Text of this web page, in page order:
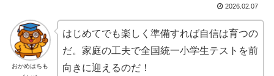
2026.02.07
おかめはちも
はじめてでも楽しく準備すれば自信は育つの
だ。家庭の工夫で全国統一小学生テストを前
向きに迎えるのだ！